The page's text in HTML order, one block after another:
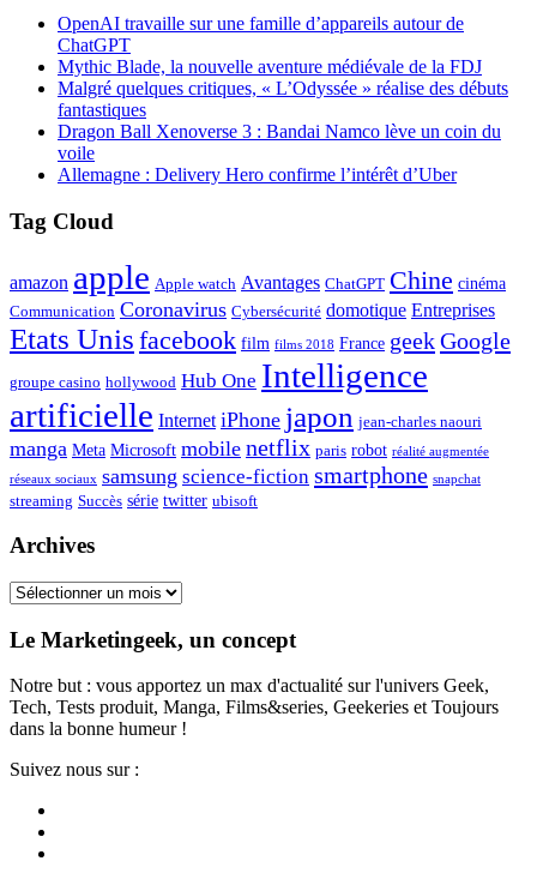
OpenAI travaille sur une famille d’appareils autour de
ChatGPT
Mythic Blade, la nouvelle aventure médiévale de la FDJ
Malgré quelques critiques, « L’Odyssée » réalise des débuts
fantastiques
Dragon Ball Xenoverse 3 : Bandai Namco lève un coin du
voile
Allemagne : Delivery Hero confirme l’intérêt d’Uber
Tag Cloud
amazon apple Apple watch Avantages ChatGPT Chine cinéma
Communication Coronavirus Cybersécurité domotique Entreprises
Etats Unis facebook film films 2018 France geekGoogle
groupe casino hollywood Hub One Intelligence
artificielle Internet iPhone japon jean-charles naouri
manga Meta Microsoft mobile netflix paris robot réalité augmentée
réseaux sociaux samsung science-fiction smartphone snapchat
streaming Succès série twitter ubisoft
Archives
Archives
Le Marketingeek, un concept
Notre but : vous apportez un max d'actualité sur l'univers Geek,
Tech, Tests produit, Manga, Films&series, Geekeries et Toujours
dans la bonne humeur !
Suivez nous sur :